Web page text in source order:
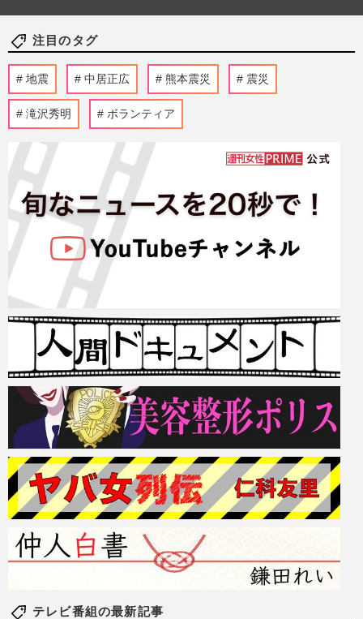
注目のタグ
地震 中居正広 熊本震災 震災
滝沢秀明 ボランティア
テレビ番組の最新記事